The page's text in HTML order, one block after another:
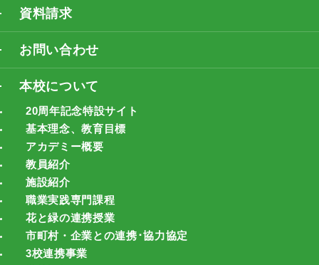
資料請求
お問い合わせ
本校について
20周年記念特設サイト
基本理念、教育目標
アカデミー概要
教員紹介
施設紹介
職業実践専門課程
花と緑の連携授業
市町村・企業との連携･協力協定
3校連携事業